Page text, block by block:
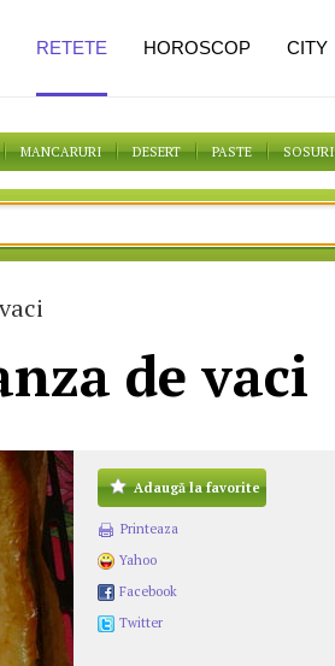
MANCARURI DESERT PASTE SOSURI
de vaci
Adaugă la favorite
Printeaza
Yahoo
Facebook
Twitter
RETETE HOROSCOP CITY